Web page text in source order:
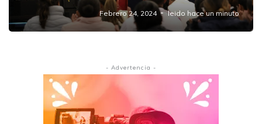
Febrero 24, 2024 leido hace un minuto
- Advertencia -